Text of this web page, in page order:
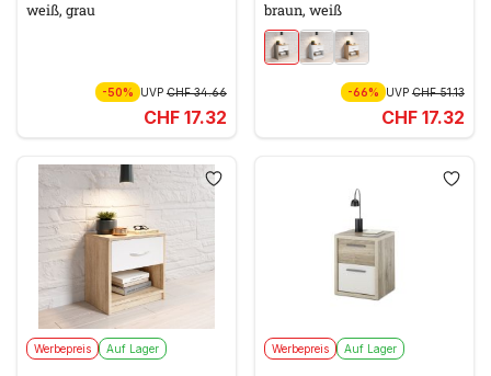
weiß, grau
-50% UVP CHF 34.66
CHF 17.32
braun, weiß
-66% UVPCHF 51.13
CHF 17.32
Werbepreis Auf Lager Werbepreis Auf Lager